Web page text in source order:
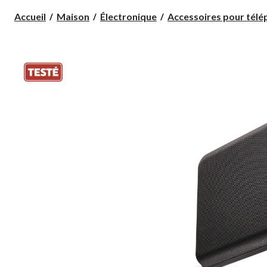
Accueil Maison Électronique Accessoires pour